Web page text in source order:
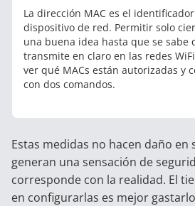
La dirección MAC es el
dispositivo de red. Permitir solo
una buena idea hasta que se sabe
transmite en claro en las redes
ver qué MACs están autorizadas y
con dos comandos.
Estas medidas no hacen daño en
generan una sensación de
corresponde con la realidad. El
en configurarlas es mejor